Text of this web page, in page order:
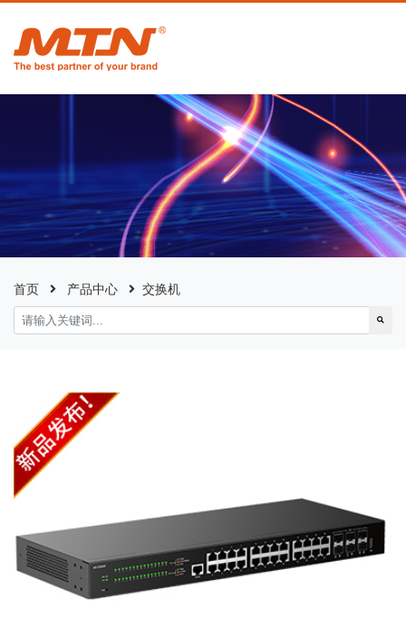
首页 产品中心 交换机